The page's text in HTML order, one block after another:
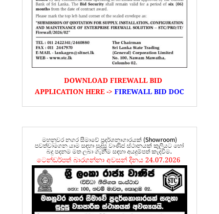
DOWNLOAD FIREWALL BID
APPLICATION HERE ->FIREWALL BID DOC
මහනුවර නගර සීමාවේ ප්‍රදර්ශනාගාරයක් (Showroom)
පවත්වාගෙන යාම සඳහා සුදුසු වාණිජ ස්ථානයක් කුලියට හෝ
බදු පදනම මත ලබා ගැනීම සඳහා අයදුම්පත් කැදවීම.
ටෙන්ඩර්පත් බාරගන්නා අවසන් දිනය 24.07.2026